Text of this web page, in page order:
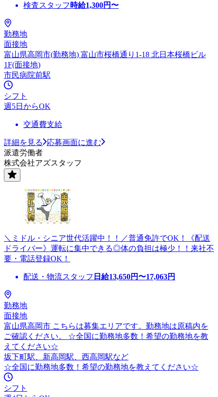
検査スタッフ 時給1,300円〜
勤務地
面接地
富山県高岡市(勤務地) 富山市桜橋通り1-18 北日本桜橋ビル
1F(面接地)
市民病院前駅
シフト
週5日からOK
交通費支給
詳細を見る
応募画面に進む
派遣労働者
株式会社アズスタッフ
＼ミドル・シニア世代活躍中！！／普通免許でOK！《配送
ドライバー》運転に集中できる◎体の負担は極少！！来社不
要・電話登録OK！
配送・物流スタッフ 日給13,650円〜17,063円
勤務地
面接地
富山県高岡市 こちらは募集エリアです。勤務地は原稿内を
ご確認ください。 ☆全国に勤務地多数！希望の勤務地を教
えてください☆
坂下町駅、新高岡駅、西高岡駅など
☆全国に勤務地多数！希望の勤務地を教えてください☆
シフト